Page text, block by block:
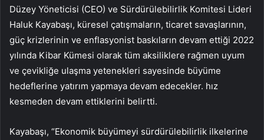
Düzey Yöneticisi (CEO) ve Sürdürülebilirlik Komitesi Lideri
Haluk Kayabaşı, küresel çatışmaların, ticaret savaşlarının,
güç krizlerinin ve enflasyonist baskıların devam ettiği 2022
yılında Kibar Kümesi olarak tüm aksiliklere rağmen uyum
ve çevikliğe ulaşma yetenekleri sayesinde büyüme
hedeflerine yatırım yapmaya devam edecekler. hız
kesmeden devam ettiklerini belirtti.
Kayabaşı, “Ekonomik büyümeyi sürdürülebilirlik ilkelerine